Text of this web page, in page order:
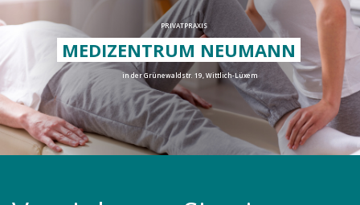
PRIVATPRAXIS
MEDIZENTRUM NEUMANN
in der Grünewaldstr. 19, Wittlich-Lüxem